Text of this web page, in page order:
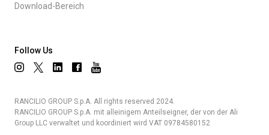
Download-Bereich
Follow Us
RANCILIO GROUP S.p.A. All rights reserved 2024.
RANCILIO GROUP S.p.A. mit alleinigem Anteilseigner, der von der Ali
Group LLC verwaltet und koordiniert wird VAT 09784580152